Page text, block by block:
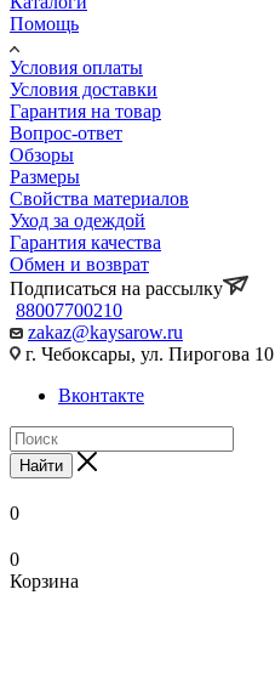
Помощь
Условия оплаты
Условия доставки
Гарантия на товар
Вопрос-ответ
Обзоры
Размеры
Свойства материалов
Уход за одеждой
Гарантия качества
Обмен и возврат
Подписаться на рассылку
88007700210
zakaz@kaysarow.ru
г. Чебоксары, ул. Пирогова 10
Вконтакте
Найти
0
0
Корзина